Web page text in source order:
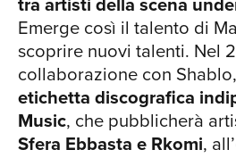
Elodie, la manager Paola
genitori del rapper e il
figli piccoli. Il disco,
è formato da quattordici
featuring con Guè
Blanco. Contiene brani
Emerge così il talento di
scoprire nuovi talenti. Nel
collaborazione con
etichetta discografica
Music, che pubblicherà
Sfera Ebbasta e Rkomi,